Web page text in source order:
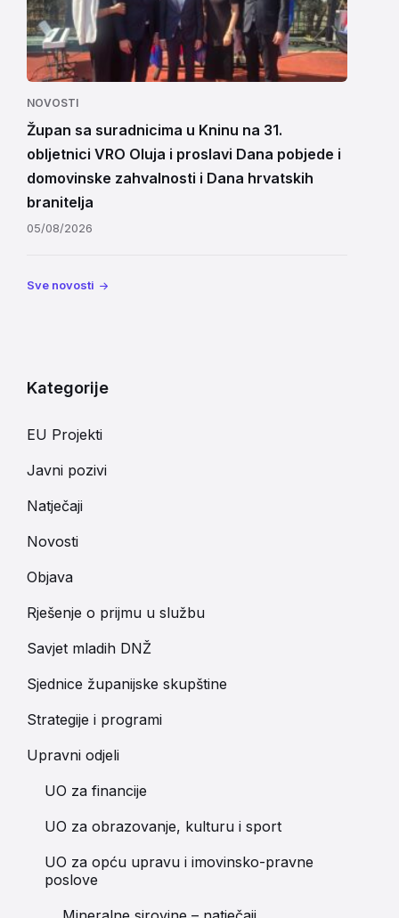
NOVOSTI
Župan sa suradnicima u Kninu na 31.
obljetnici VRO Oluja i proslavi Dana pobjede i
domovinske zahvalnosti i Dana hrvatskih
branitelja
05/08/2026
Sve novosti
Kategorije
EU Projekti
Javni pozivi
Natječaji
Novosti
Objava
Rješenje o prijmu u službu
Savjet mladih DNŽ
Sjednice županijske skupštine
Strategije i programi
Upravni odjeli
UO za financije
UO za obrazovanje, kulturu i sport
UO za opću upravu i imovinsko-pravne
poslove